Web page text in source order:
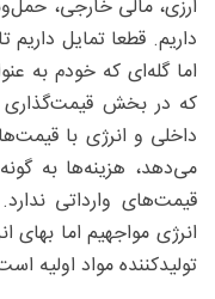
ارزی، مالی خارجی،
داریم. قطعا تمایل داریم
اما گله‌ای که خودم به
که در بخش قیمت‌گذاری و
داخلی و انرژی با
می‌دهد، هزینه‌ها به
قیمت‌های وارداتی
انرژی مواجهیم اما بهای
تولیدکننده مواد اولیه